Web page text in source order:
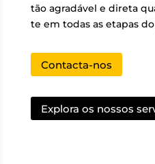
tão agradável e direta
te em todas as etapas
Contacta-nos
Explora os nossos